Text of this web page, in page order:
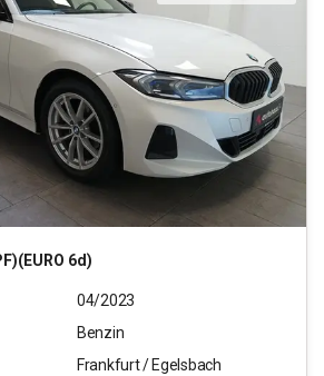
6d)
04/2023
Benzin
Frankfurt / Egelsbach